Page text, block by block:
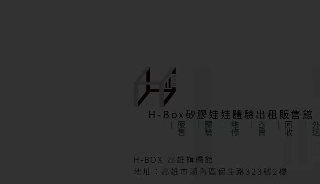
H-Box矽膠娃娃體驗出租販售館
販
售
體
驗
維
修
寄
賣
回
收
外
送
H-BOX 高雄旗艦館
地址：高雄市湖內區保生路323號2樓